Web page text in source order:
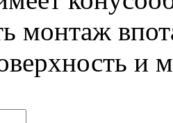
монтаж
и